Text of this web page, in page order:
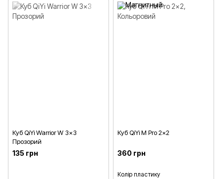
Куб QiYi Warrior W 3x3
Прозорий
135 грн
Куб QiYi M Pro 2x2
360 грн
Колір пластику